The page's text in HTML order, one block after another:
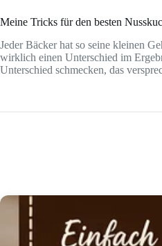
Meine Tricks für den besten
Jeder Bäcker hat so seine kleinen
wirklich einen Unterschied im
Unterschied schmecken, das